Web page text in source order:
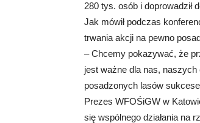
280 tys. osób i doprowadził
Jak mówił podczas
trwania akcji na pewno
– Chcemy pokazywać, że
jest ważne dla nas,
posadzonych lasów
Prezes WFOŚiGW w
się wspólnego działania na